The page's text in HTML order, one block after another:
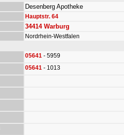
Desenberg Apotheke
Hauptstr. 64
34414 Warburg
Nordrhein-Westfalen
05641 - 5959
05641 - 1013